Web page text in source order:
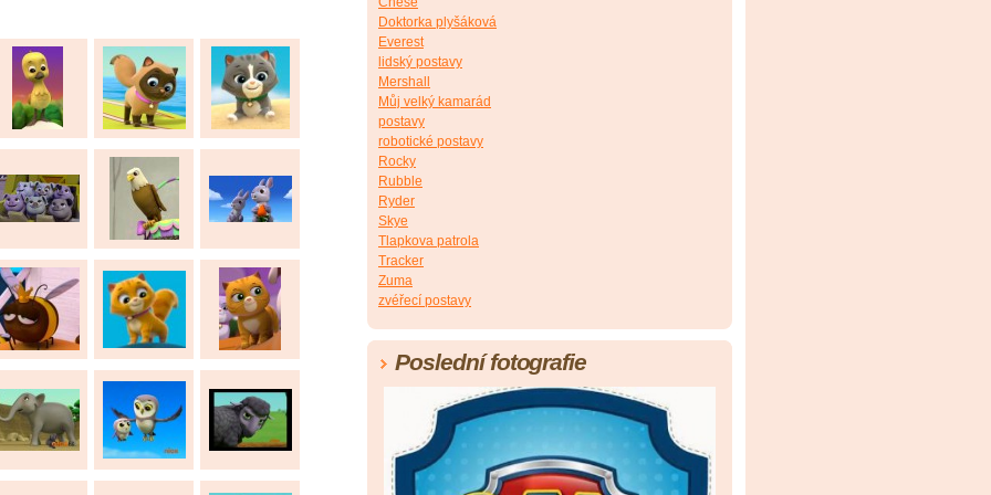
Doktorka plyšáková
Everest
lidský postavy
Mershall
Můj velký kamarád
postavy
robotické postavy
Rocky
Rubble
Ryder
Skye
Tlapkova patrola
Tracker
Zuma
zvéřecí postavy
Poslední fotografie